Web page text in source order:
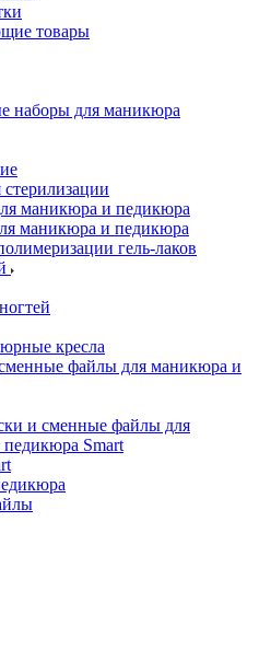
товары
наборы для маникюра
маникюра и педикюра
маникюра и педикюра
гель-лаков
кресла
файлы для маникюра и
и сменные файлы для
Smart